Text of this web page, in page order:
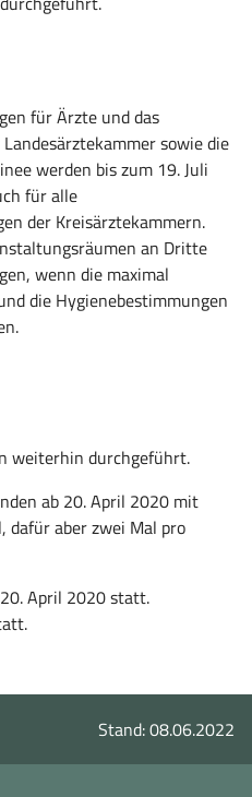
für Ärzte und das
sowie die
werden bis zum 19. Juli
für alle
der Kreisärztekammern.
an Dritte
wenn die maximal
die Hygienebestimmungen
weiterhin durchgeführt.
ab 20. April 2020 mit
dafür aber zwei Mal pro
April 2020 statt.
Stand: 08.06.2022